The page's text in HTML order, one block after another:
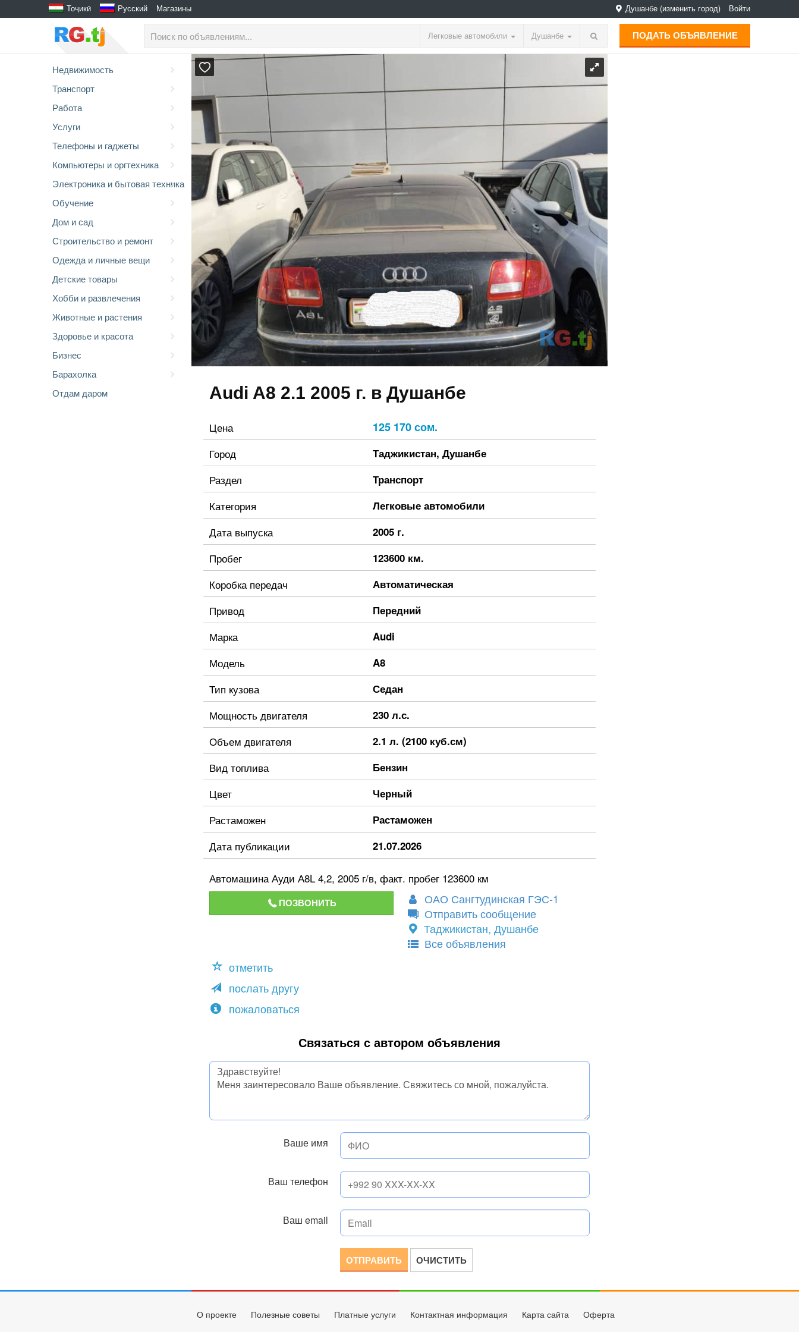
Тоҷикӣ Русский Магазины Душанбе (изменить город) Войти
Легковые автомобили Душанбе ПОДАТЬ ОБЪЯВЛЕНИЕ
Недвижимость
Транспорт
Работа
Услуги
Телефоны и гаджеты
Компьютеры и оргтехника
Электроника и бытовая техника
Обучение
Дом и сад
Строительство и ремонт
Одежда и личные вещи
Детские товары
Хобби и развлечения
Животные и растения
Здоровье и красота
Бизнес
Барахолка
Отдам даром
Audi A8 2.1 2005 г. в Душанбе
Цена 125 170 сом.
Город Таджикистан, Душанбе
Раздел Транспорт
Категория Легковые автомобили
Дата выпуска 2005 г.
Пробег 123600 км.
Коробка передач Автоматическая
Привод Передний
Марка Audi
Модель A8
Тип кузова Седан
Мощность двигателя 230 л.с.
Объем двигателя 2.1 л. (2100 куб.см)
Вид топлива Бензин
Цвет Черный
Растаможен Растаможен
Дата публикации 21.07.2026
Автомашина Ауди А8L 4,2, 2005 г/в, факт. пробег 123600 км
ПОЗВОНИТЬ
ОАО Сангтудинская ГЭС-1
Отправить сообщение
Таджикистан, Душанбе
Все объявления
отметить
послать другу
пожаловаться
Связаться с автором объявления
Ваше имя
Ваш телефон
Ваш email
ОТПРАВИТЬ ОЧИСТИТЬ
О проекте Полезные советы Платные услуги Контактная информация Карта сайта Оферта